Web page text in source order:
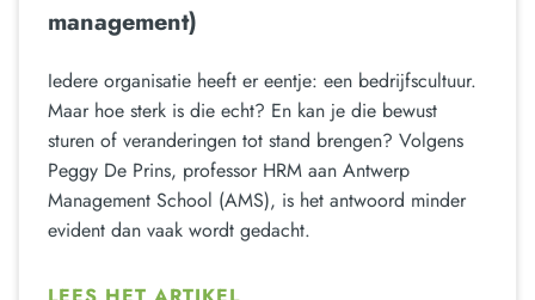
management)
Iedere organisatie heeft er eentje: een bedrijfscultuur.
Maar hoe sterk is die echt? En kan je die bewust
sturen of veranderingen tot stand brengen? Volgens
Peggy De Prins, professor HRM aan Antwerp
Management School (AMS), is het antwoord minder
evident dan vaak wordt gedacht.